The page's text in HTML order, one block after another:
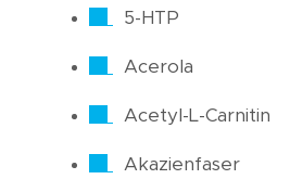
5-HTP
Acerola
Acetyl-L-Carnitin
Akazienfaser